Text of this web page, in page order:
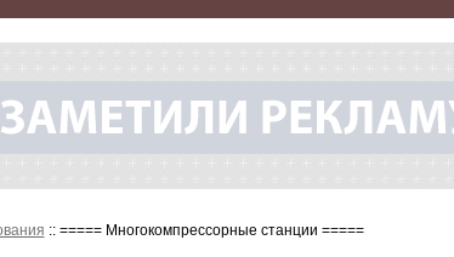
:: ===== Многокомпрессорные станции =====